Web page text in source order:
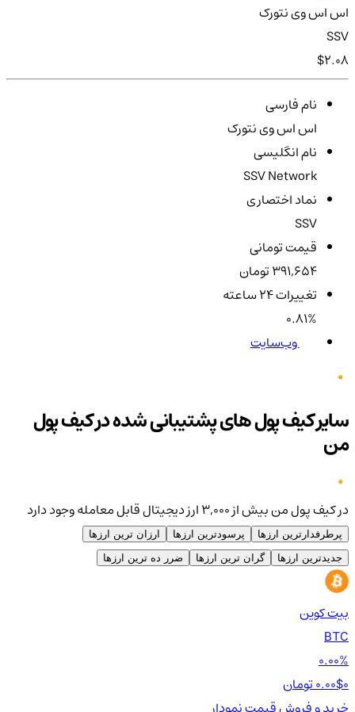
اس اس وی نتورک
SSV
$2.08
نام فارسی
اس اس وی نتورک
نام انگلیسی
SSV Network
نماد اختصاری
SSV
قیمت تومانی
391,654 تومان
تغییرات ۲۴ ساعته
0.81%
وب‌سایت
سایر کیف پول های پشتیبانی شده در کیف پول
من
در کیف پول من بیش از ۳,۰۰۰ ارز دیجیتال قابل معامله وجود دارد
پرطرفدارترین ارزها پرسودترین ارزها
ارزان ترین ارزها
جدیدترین ارزها
گران ترین ارزها ضرر ده ترین ارزها
بیت کوین
BTC
0.00%
0.00$